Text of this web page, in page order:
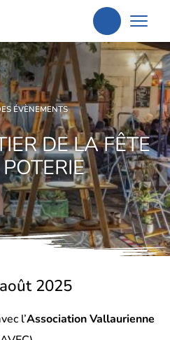
Aller
à
la
recherche
ÉVÈNEMENTS
DE LA FÊTE
2025
l’Association Vallaurienne